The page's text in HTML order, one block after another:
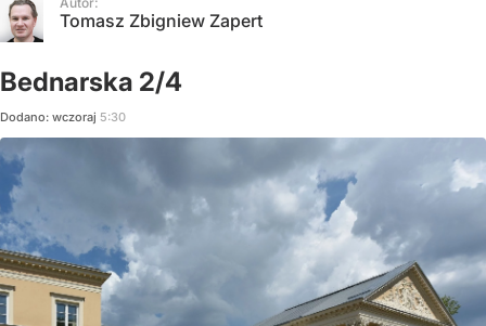
Tomasz Zbigniew Zapert
Bednarska 2/4
Dodano: wczoraj 5:30